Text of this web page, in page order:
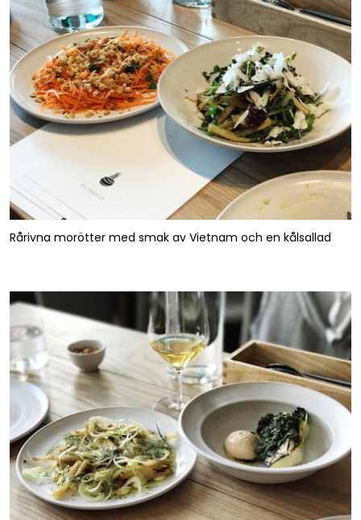
Rårivna morötter med smak av Vietnam och en kålsallad